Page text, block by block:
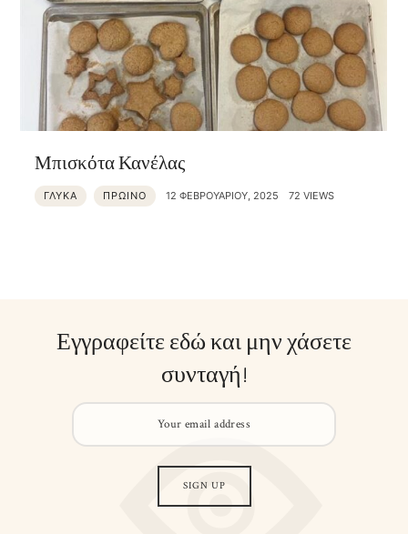
Μπισκότα Κανέλας
ΓΛΥΚΑ ΠΡΩΙΝΟ 12 ΦΕΒΡΟΥΑΡΊΟΥ, 2025 72 VIEWS
Εγγραφείτε εδώ και μην χάσετε
συνταγή!